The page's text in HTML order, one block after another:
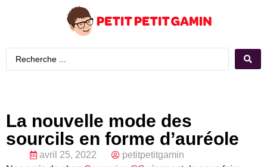
La nouvelle mode des
sourcils en forme d’auréole
avril 25, 2022
petitpetitgamin